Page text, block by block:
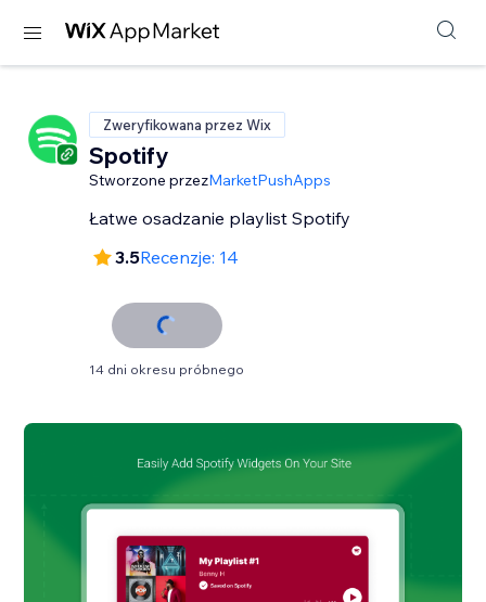
Zweryfikowana przez Wix
Spotify
Stworzone przezMarketPushApps
Łatwe osadzanie playlist Spotify
3.5Recenzje: 14
14 dni okresu próbnego